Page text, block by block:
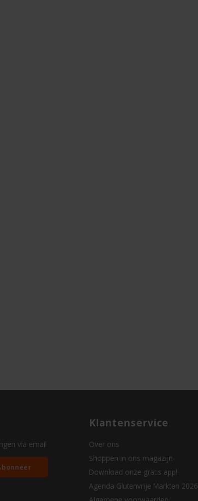
via email
Klantenservice
Over ons
Shoppen in ons magazijn
Download onze gratis app!
Agenda Glutenvrije Markten 2026